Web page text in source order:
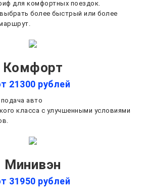
для комфортных поездок.
более быстрый или более
Комфорт
21300 рублей
авто
класса с улучшенными условиями
Минивэн
31950 рублей